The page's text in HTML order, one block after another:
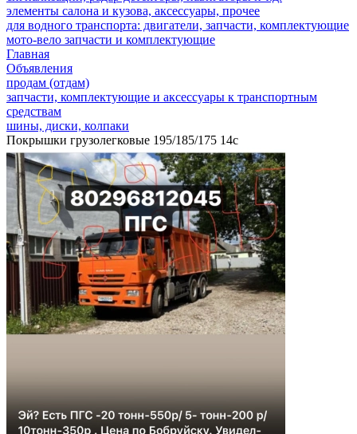
элементы салона и кузова, аксессуары, прочее
для водного транспорта: двигатели, запчасти, комплектующие
мото-вело запчасти и комплектующие
Главная
Объявления
продам (отдам)
запчасти, комплектующие и аксессуары к транспортным
средствам
шины, диски, колпаки
Покрышки грузолегковые 195/185/175 14с